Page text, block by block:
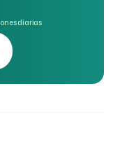
diarias